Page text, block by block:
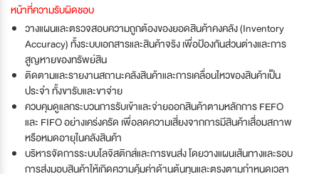
หน้าที่ความรับผิดชอบ
วางแผนและตรวจสอบความถูกต้องของยอดสินค้าคงคลัง (Inventory
Accuracy) ทั้งระบบเอกสารและสินค้าจริง เพื่อป้องกันส่วนต่างและการ
สูญหายของทรัพย์สิน
ติดตามและรายงานสถานะคลังสินค้าและการเคลื่อนไหวของสินค้าเป็น
ประจำ ทั้งขารับและขาจ่าย
ควบคุมดูแลกระบวนการรับเข้าและจ่ายออกสินค้าตามหลักการ FEFO
และ FIFO อย่างเคร่งครัด เพื่อลดความเสี่ยงจากการมีสินค้าเสื่อมสภาพ
หรือหมดอายุในคลังสินค้า
บริหารจัดการระบบโลจิสติกส์และการขนส่ง โดยวางแผนเส้นทางและรอบ
การส่งมอบสินค้าให้เกิดความคุ้มค่าด้านต้นทุนและตรงตามกำหนดเวลา